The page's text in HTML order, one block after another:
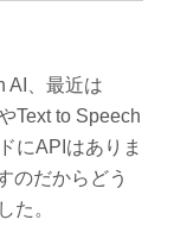
AI、最近は
Text to Speech
にAPIはありま
のだからどう
た。